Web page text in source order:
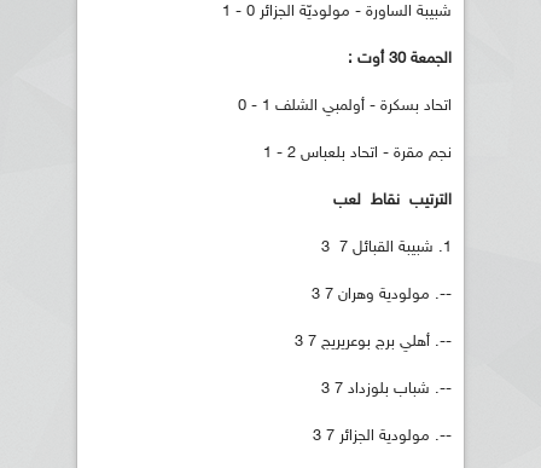
شبيبة الساورة - مولوديّة الجزائر 0 - 1
الجمعة 30 أوت :
اتحاد بسكرة - أولمبي الشلف 1 - 0
نجم مقرة - اتحاد بلعباس 2 - 1
الترتيب نقاط لعب
1. شبيبة القبائل 7 3
--. مولودية وهران 7 3
--. أهلي برج بوعريريج 7 3
--. شباب بلوزداد 7 3
--. مولودية الجزائر 7 3